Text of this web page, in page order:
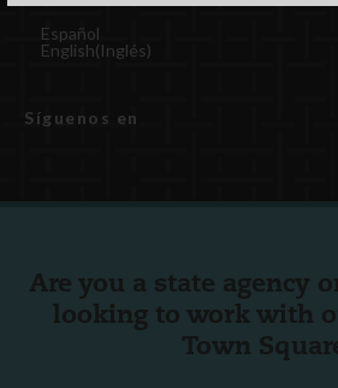
Español
English(Inglés)
Síguenos en
Are you a state agency
looking to work with
Town